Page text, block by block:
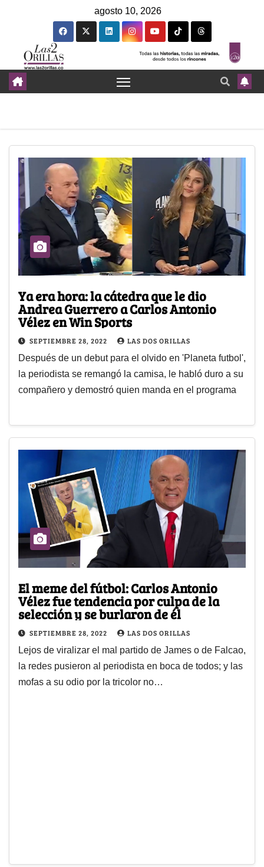
agosto 10, 2026
Ya era hora: la cátedra que le dio
Andrea Guerrero a Carlos Antonio
Vélez en Win Sports
SEPTIEMBRE 28, 2022 LAS DOS ORILLAS
Después de un debut para el olvido en 'Planeta futbol',
la periodista se remangó la camisa, le habló duro a su
compañero y demostró quien manda en el programa
El meme del fútbol: Carlos Antonio
Vélez fue tendencia por culpa de la
selección y se burlaron de él
SEPTIEMBRE 28, 2022 LAS DOS ORILLAS
Lejos de viralizar el mal partido de James o de Falcao,
la redes pusieron al periodista en boca de todos; y las
mofas a su odio por la tricolor no…